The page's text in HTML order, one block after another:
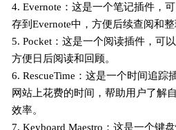
4. Evernote：这是一个笔记插件，
存到Evernote中，方便后续查阅和整
5. Pocket：这是一个阅读插件，可
方便日后阅读和回顾。
6. RescueTime：这是一个时间追踪
网站上花费的时间，帮助用户了解
效率。
7. Keyboard Maestro：这是一个键